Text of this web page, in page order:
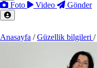
Foto Video Gönder
Anasayfa / Güzellik bilgileri /